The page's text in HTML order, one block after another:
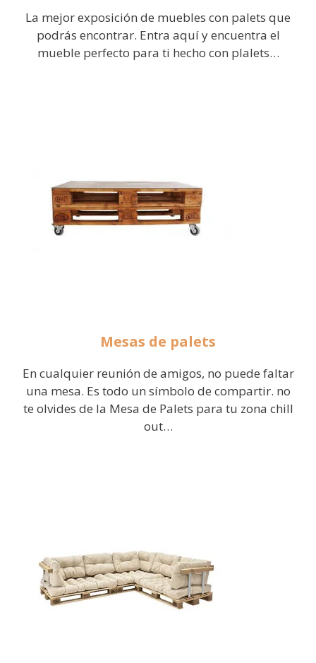
La mejor exposición de muebles con palets que
podrás encontrar. Entra aquí y encuentra el
mueble perfecto para ti hecho con plalets…
Mesas de palets
En cualquier reunión de amigos, no puede faltar
una mesa. Es todo un símbolo de compartir. no
te olvides de la Mesa de Palets para tu zona chill
out…